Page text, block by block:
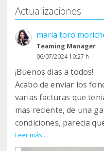
Actualizaciones
maria toro
Teaming Manager
06/07/2024 10:27 h
¡Buenos dias a todos!
Acabo de enviar los
varias facturas que
mas reciente, de una
condiciones, parecia
suerte ha salido
respirar, con 32º de
Leer más...